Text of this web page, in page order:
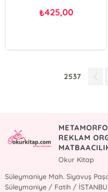
₺425,00
2537
REKLAM
Okur Kitap
Süleymaniye Mah. Siyavuş
Süleymaniye / Fatih /